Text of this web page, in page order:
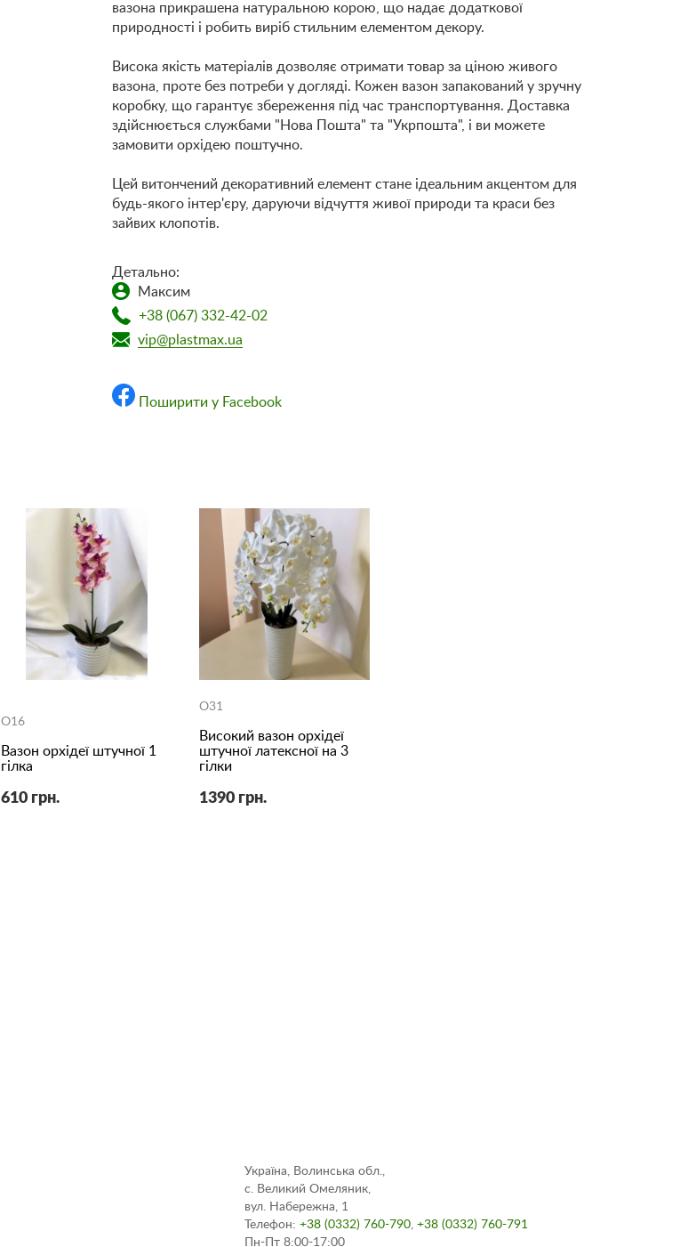
вазона прикрашена натуральною корою, що надає додаткової
природності і робить виріб стильним елементом декору.
Висока якість матеріалів дозволяє отримати товар за ціною живого
вазона, проте без потреби у догляді. Кожен вазон запакований у зручну
коробку, що гарантує збереження під час транспортування. Доставка
здійснюється службами "Нова Пошта" та "Укрпошта", і ви можете
замовити орхідею поштучно.
Цей витончений декоративний елемент стане ідеальним акцентом для
будь-якого інтер'єру, даруючи відчуття живої природи та краси без
зайвих клопотів.
Детально:
Максим
+38 (067) 332-42-02
vip@plastmax.ua
Поширити у Facebook
O16
Вазон орхідеї штучної 1
гілка
610 грн.
O31
Високий вазон орхідеї
штучної латексної на 3
гілки
1390 грн.
Україна, Волинська обл.,
с. Великий Омеляник,
вул. Набережна, 1
Телефон: +38 (0332) 760-790, +38 (0332) 760-791
Пн-Пт 8:00-17:00